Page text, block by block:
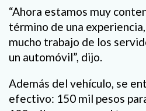
“Ahora estamos muy
término de una
mucho trabajo de los
un automóvil”, dijo.
Además del vehículo, se
efectivo: 150 mil pesos